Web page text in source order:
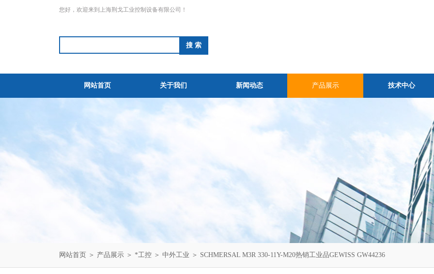
您好，欢迎来到上海荆戈工业控制设备有限公司！
网站首页 关于我们 新闻动态 产品展示 技术中心
网站首页 ＞ 产品展示 ＞ *工控 ＞ 中外工业 ＞ SCHMERSAL M3R 330-11Y-M20热销工业品GEWISS GW44236